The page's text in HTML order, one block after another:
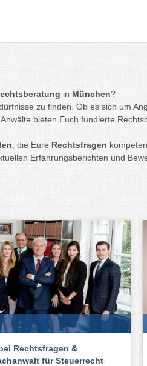
in München?
zu finden. Ob es sich um
bieten Euch fundierte
, die Eure Rechtsfragen
Erfahrungsberichten und
Rechtsfragen &
für Steuerrecht